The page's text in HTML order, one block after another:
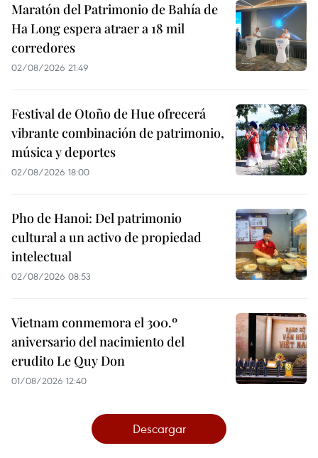
Maratón del Patrimonio de Bahía de
Ha Long espera atraer a 18 mil
corredores
02/08/2026 21:49
Festival de Otoño de Hue ofrecerá
vibrante combinación de patrimonio,
música y deportes
02/08/2026 18:00
Pho de Hanoi: Del patrimonio
cultural a un activo de propiedad
intelectual
02/08/2026 08:53
Vietnam conmemora el 300.º
aniversario del nacimiento del
erudito Le Quy Don
01/08/2026 12:40
Descargar